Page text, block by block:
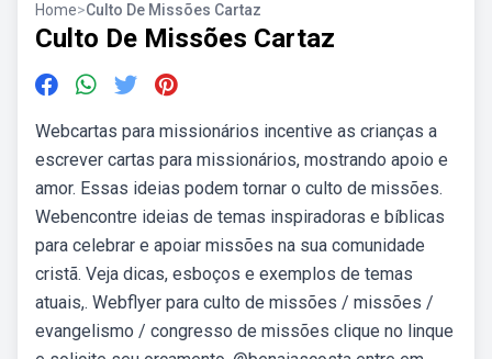
Home>Culto De Missões Cartaz
Culto De Missões Cartaz
Webcartas para missionários incentive as crianças a
escrever cartas para missionários, mostrando apoio e
amor. Essas ideias podem tornar o culto de missões.
Webencontre ideias de temas inspiradoras e bíblicas
para celebrar e apoiar missões na sua comunidade
cristã. Veja dicas, esboços e exemplos de temas
atuais,. Webflyer para culto de missões / missões /
evangelismo / congresso de missões clique no linque